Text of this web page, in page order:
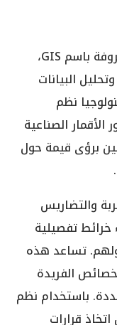
تعد نظم المعلومات الجغرافية، والمعروفة باسم GIS،
البيانات
نظم
الأقمار الصناعية
برؤى قيمة حول
والتضاريس
خرائط تفصيلية
تساعد هذه
الفريدة
باستخدام نظم
قرارات